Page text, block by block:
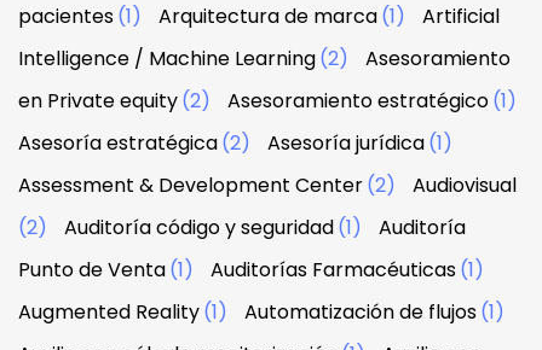
pacientes(1) Arquitectura de marca(1)
Artificial
Intelligence / Machine Learning(2)
Asesoramiento
en Private equity(2) Asesoramiento estratégico(1)
Asesoría estratégica(2) Asesoría jurídica(1)
Assessment & Development Center(2)
Audiovisual
(2)
Auditoría código y seguridad(1)
Auditoría
Punto de Venta(1) Auditorías Farmacéuticas(1)
Augmented Reality(1) Automatización de flujos(1)